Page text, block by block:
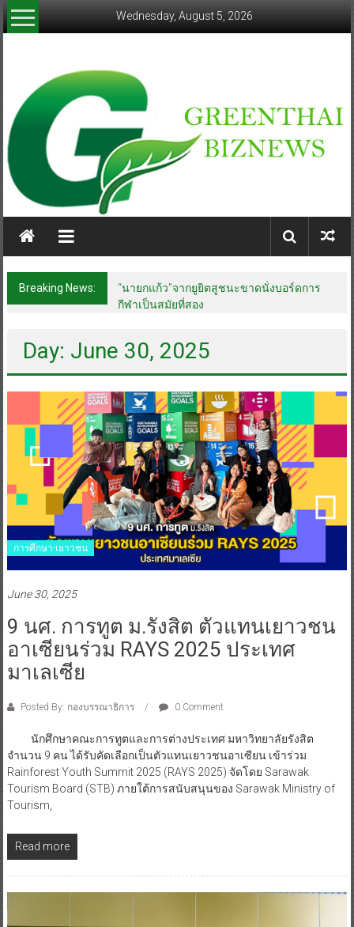
Skip
to
Wednesday, August 5, 2026
greenthaibiznews.com
Breaking News:
“นายกแก้ว”จากยูยิตสูชนะขาดนั่งบอร์ดการ
กีฬาเป็นสมัยที่สอง
Day: June 30, 2025
การศึกษา-เยาวชน
June 30, 2025
9 นศ. การทูต ม.รังสิต ตัวแทนเยาวชน
อาเซียนร่วม RAYS 2025 ประเทศ
มาเลเซีย
Posted By: กองบรรณาธิการ 0 Comment
นักศึกษาคณะการทูตและการต่างประเทศ มหาวิทยาลัยรังสิต
จำนวน 9 คน ได้รับคัดเลือกเป็นตัวแทนเยาวชนอาเซียน เข้าร่วม
Rainforest Youth Summit 2025 (RAYS 2025) จัดโดย Sarawak
Tourism Board (STB) ภายใต้การสนับสนุนของ Sarawak Ministry of
Tourism,
Read more